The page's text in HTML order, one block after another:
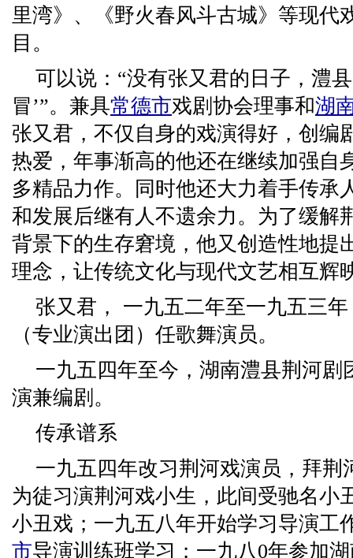
里湾》、《野火春风斗古城》等现代
目。
可以说：“没有张又君的日子，澧
冒’”。兼具常德市戏剧协会理事和湖
张又君，不仅自身的戏演得好，创编
热爱，年事渐高的他还在继续加强自
多精品力作。同时他还大力着手传承
和发展后继有人不遗余力。为了缓解
背景下的生存窘境，他又创造性地提
理念，让传统文化与现代文艺相互辉
张又君， 一九五二年至一九五三
（专业演出团）任歌舞演员。
一九五四年至今，湖南澧县荆河剧
演兼编剧。
传承谱系
一九五四年改习荆河戏演员，拜荆
为徒习演荆河戏小生，此间受驰名小
小丑戏；一九五八年开始学习导演工
市导演训练班学习；一九八0年参加